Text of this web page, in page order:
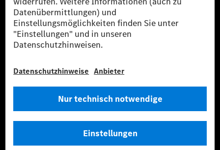
Mehr erfahren
Technische Support-Hotline Kontakt Standorte
Rechtliche Hinweise
Einstellungen